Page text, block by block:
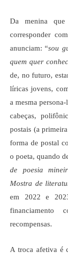
Da menina
corresponder
anunciam: “sou
quem quer
de, no futuro,
líricas jovens,
a mesma
cabeças,
postais (a
forma de postal
o poeta, quando
de poesia
Mostra de
em 2022 e
financiamento
recompensas.
A troca afetiva é